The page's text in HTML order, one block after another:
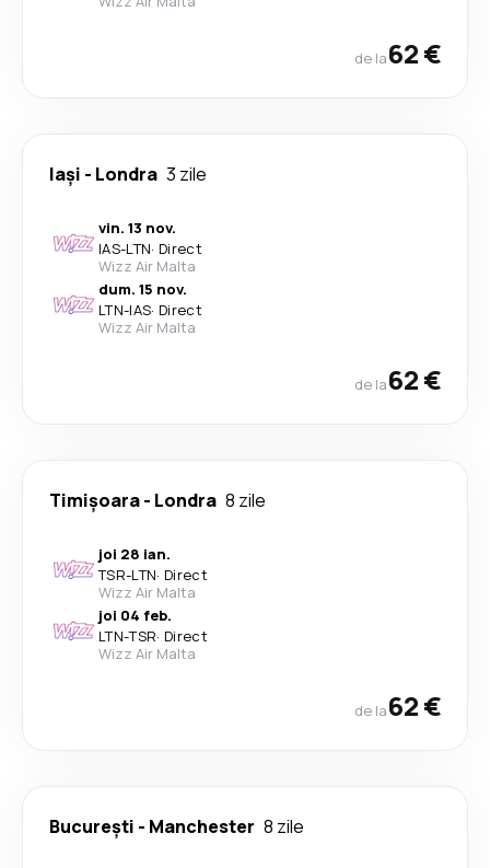
de la62 €
Iași - Londra 3 zile
vin. 13 nov.
IAS-LTN· Direct
Wizz Air Malta
dum. 15 nov.
LTN-IAS· Direct
Wizz Air Malta
de la62 €
Timișoara- Londra 8 zile
joi 28 ian.
TSR-LTN· Direct
Wizz Air Malta
joi 04 feb.
LTN-TSR· Direct
Wizz Air Malta
de la62 €
București - Manchester 8 zile